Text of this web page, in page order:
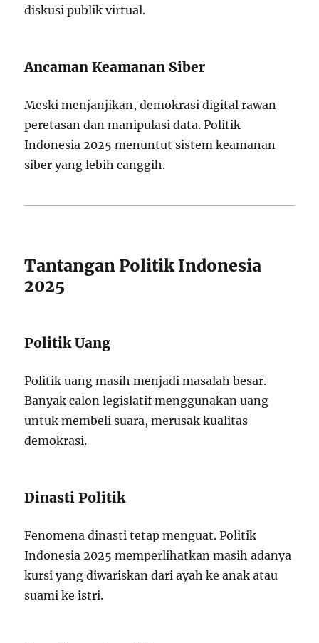
diskusi publik virtual.
Ancaman Keamanan Siber
Meski menjanjikan, demokrasi digital rawan
peretasan dan manipulasi data. Politik
Indonesia 2025 menuntut sistem keamanan
siber yang lebih canggih.
Tantangan Politik Indonesia
2025
Politik Uang
Politik uang masih menjadi masalah besar.
Banyak calon legislatif menggunakan uang
untuk membeli suara, merusak kualitas
demokrasi.
Dinasti Politik
Fenomena dinasti tetap menguat. Politik
Indonesia 2025 memperlihatkan masih adanya
kursi yang diwariskan dari ayah ke anak atau
suami ke istri.